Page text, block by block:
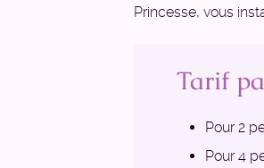
Princesse, vous
Tarif
Pour 2
Pour 4